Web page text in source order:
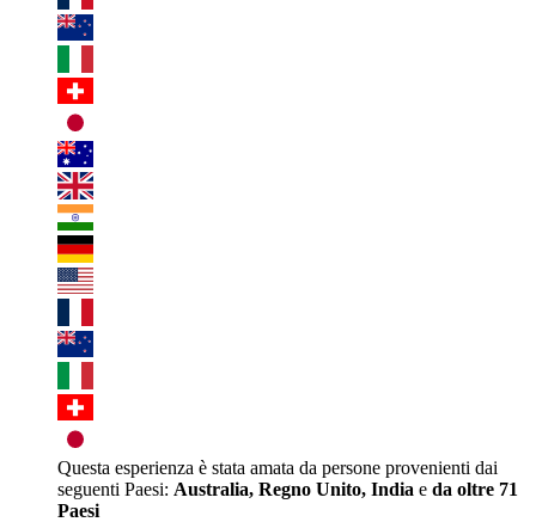
Questa esperienza è stata amata da persone provenienti dai
seguenti Paesi: Australia, Regno Unito, India e da oltre 71
Paesi